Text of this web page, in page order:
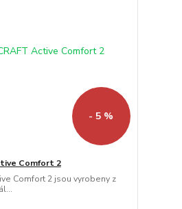
- 5 %
Comfort 2
Comfort 2 jsou vyrobeny z